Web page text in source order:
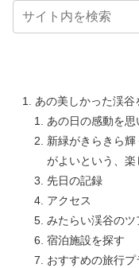
あの美しかった渓谷
あの日の感動を
新緑がきらきら
がよいという、楽
先日の記録
アクセス
みたらい渓谷のツ
宿泊施設を探す
おすすめの旅行プ